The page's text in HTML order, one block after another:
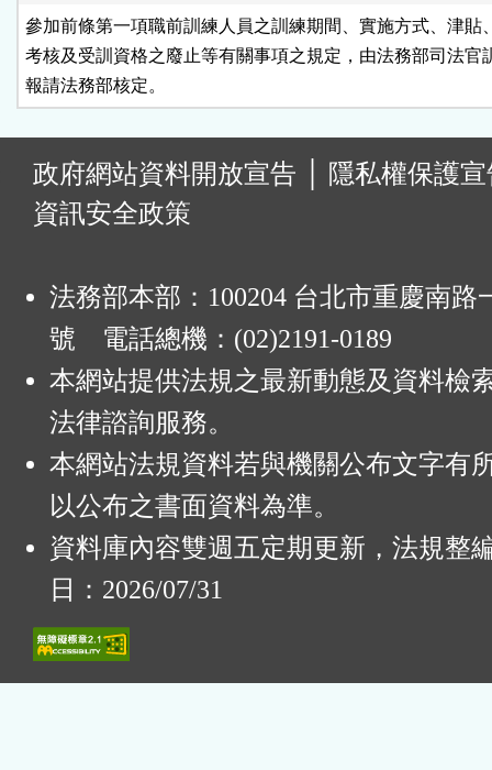
參加前條第一項職前訓練人員之訓練期間、實施方式、津貼
考核及受訓資格之廢止等有關事項之規定，由法務部司法官
報請法務部核定。
政府網站資料開放宣告
隱私權保護
資訊安全政策
法務部本部：100204 台北市重慶南路
號 電話總機：(02)2191-0189
本網站提供法規之最新動態及資料檢
法律諮詢服務。
本網站法規資料若與機關公布文字有
以公布之書面資料為準。
資料庫內容雙週五定期更新，法規整
日：2026/07/31